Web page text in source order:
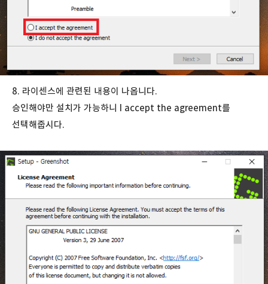
8. 라이센스에 관련된 내용이 나옵니다.
승인해야만 설치가 가능하니 I accept the agreement를
선택해줍시다.